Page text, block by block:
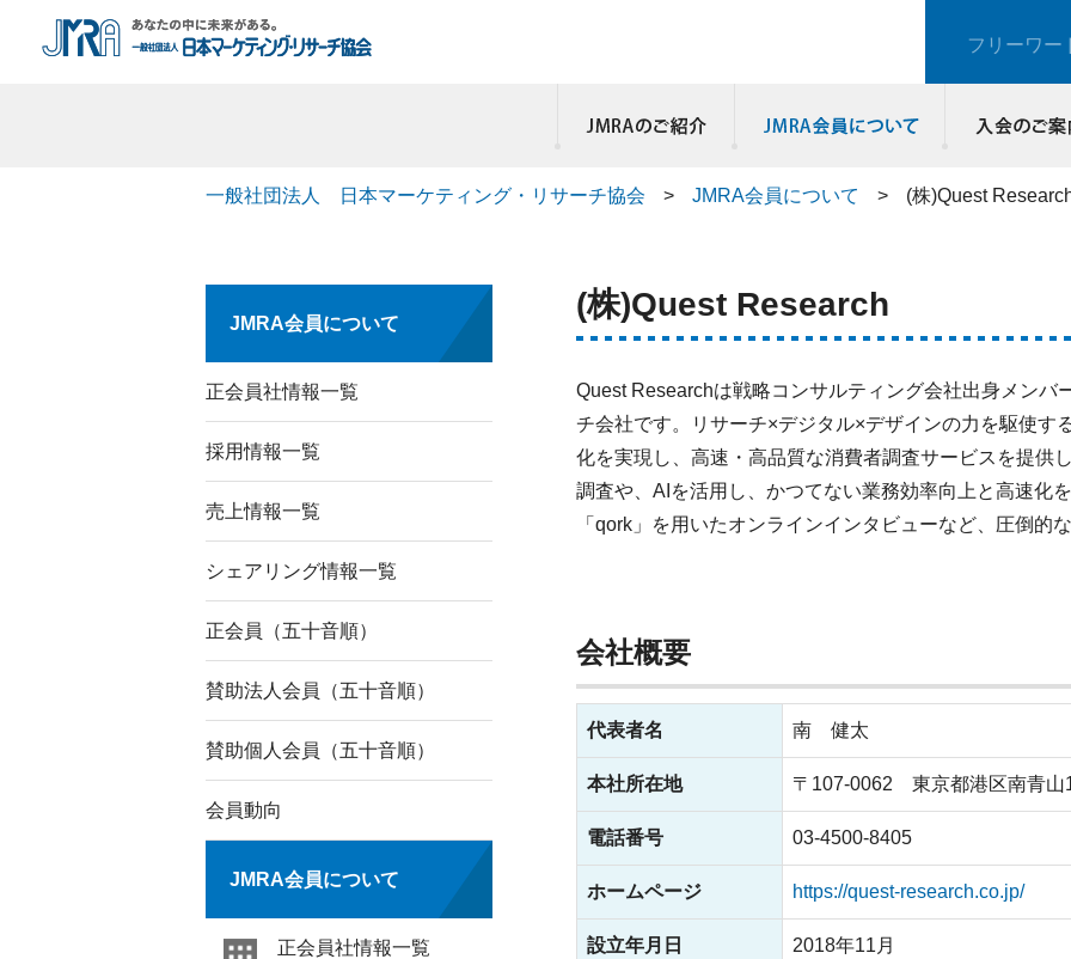
フリーワー
一般社団法人 日本マーケティング・リサーチ協会 > JMRA会員について > (株)Quest
(株)Quest Research
Quest Researchは戦略コンサルティング会社出身メンバ
チ会社です。リサーチ×デジタル×デザインの力を駆使す
化を実現し、高速・高品質な消費者調査サービスを提供
調査や、AIを活用し、かつてない業務効率向上と高速化
「qork」を用いたオンラインインタビューなど、圧倒的
会社概要
代表者名 南 健太
本社所在地 〒107-0062 東京都港区南青
電話番号 03-4500-8405
ホームページ https://quest-research.co.jp/
設立年月日 2018年11月
JMRA会員について
正会員社情報一覧
採用情報一覧
売上情報一覧
シェアリング情報一覧
正会員（五十音順）
賛助法人会員（五十音順）
賛助個人会員（五十音順）
会員動向
JMRA会員について
正会員社情報一覧